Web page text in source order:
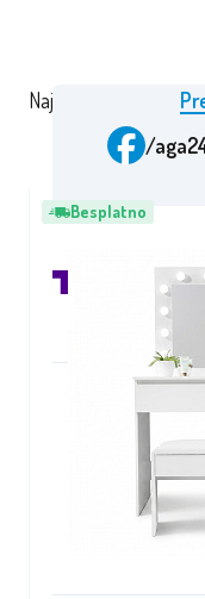
Najskuplji
Besplatno
/